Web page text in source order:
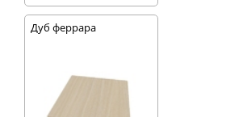
Дуб феррара